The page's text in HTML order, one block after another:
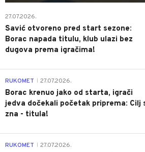
27.07.2026.
Savić otvoreno pred start sezone:
Borac napada titulu, klub ulazi bez
dugova prema igračima!
RUKOMET 27.07.2026.
Borac krenuo jako od starta, igrači
jedva dočekali početak priprema: Cilj
zna - titula!
RUKOMET 27.07.2026.